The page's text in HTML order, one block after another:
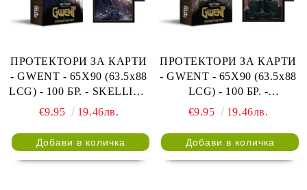
ПРОТЕКТОРИ ЗА КАРТИ
- GWENT - 65X90 (63.5x88
LCG) - 100 БР. - SKELLIGE
FACTION SLEEVES
€9.95 19.46лв.
ПРОТЕКТОРИ ЗА КАРТИ
- GWENT - 65X90 (63.5x88
LCG) - 100 БР. -
SCOIA'TAEL FACTION
€9.95 19.46лв.